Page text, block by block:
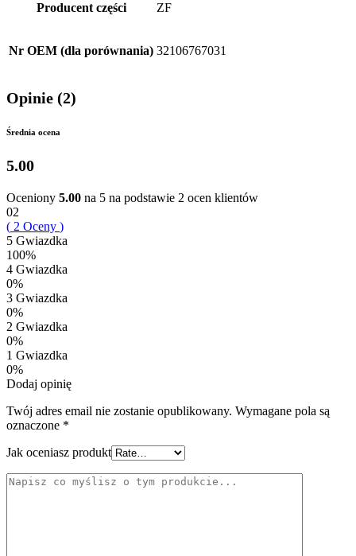
Producent części ZF
Nr OEM (dla porównania) 32106767031
Opinie (2)
Średnia ocena
5.00
Oceniony 5.00 na 5 na podstawie 2 ocen klientów
02
( 2 Oceny )
5 Gwiazdka
100%
4 Gwiazdka
0%
3 Gwiazdka
0%
2 Gwiazdka
0%
1 Gwiazdka
0%
Dodaj opinię
Twój adres email nie zostanie opublikowany. Wymagane pola są
oznaczone *
Jak oceniasz produkt